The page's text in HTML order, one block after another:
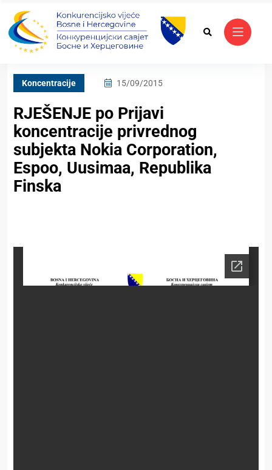
Koncentracije 15/09/2015
RJEŠENJE po Prijavi
koncentracije privrednog
subjekta Nokia Corporation,
Espoo, Uusimaa, Republika
Finska